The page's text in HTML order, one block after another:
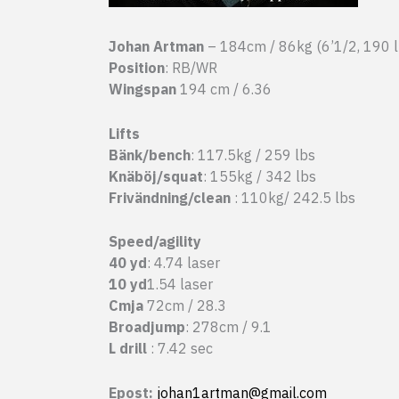
Johan Artman – 184cm / 86kg (6’1/2, 190
Position: RB/WR
Wingspan 194 cm / 6.36
Lifts
Bänk/bench: 117.5kg / 259 lbs
Knäböj/squat: 155kg / 342 lbs
Frivändning/clean : 110kg/ 242.5 lbs
Speed/agility
40 yd: 4.74 laser
10 yd1.54 laser
Cmja 72cm / 28.3
Broadjump: 278cm / 9.1
L drill : 7.42 sec
Epost: johan1artman@gmail.com